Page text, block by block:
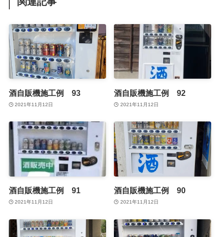
酒自販機施工例 93
2021年11月12日
酒自販機施工例 92
2021年11月12日
酒自販機施工例 91
2021年11月12日
酒自販機施工例 90
2021年11月12日